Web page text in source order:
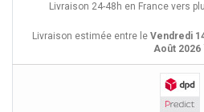
Livraison 24-48h en France vers
Livraison estimée entre le Vendredi
Août 2026